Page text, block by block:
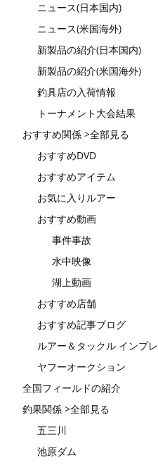
ニュース(日本国内)
ニュース(米国海外)
新製品の紹介(日本国内)
新製品の紹介(米国海外)
釣具店の入荷情報
トーナメント大会結果
おすすめ関係 >全部見る
おすすめDVD
おすすめアイテム
お気に入りルアー
おすすめ動画
事件事故
水中映像
湖上動画
おすすめ店舗
おすすめ記事ブログ
ルアー＆タックル インプレ
ヤフーオークション
全国フィールドの紹介
釣果関係 >全部見る
五三川
池原ダム